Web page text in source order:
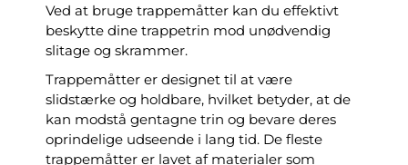
Ved at bruge trappemåtter kan du effektivt
beskytte dine trappetrin mod unødvendig
slitage og skrammer.
Trappemåtter er designet til at være
slidstærke og holdbare, hvilket betyder, at de
kan modstå gentagne trin og bevare deres
oprindelige udseende i lang tid. De fleste
trappemåtter er lavet af materialer som